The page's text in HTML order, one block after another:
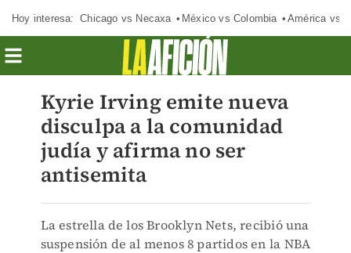
Hoy interesa: Chicago vs Necaxa México vs Colombia América vs
Kyrie Irving emite nueva
disculpa a la comunidad
judía y afirma no ser
antisemita
La estrella de los Brooklyn Nets, recibió una
suspensión de al menos 8 partidos en la NBA